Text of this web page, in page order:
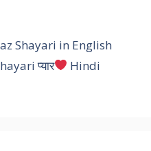
Shayari in English
प्यार
Hindi